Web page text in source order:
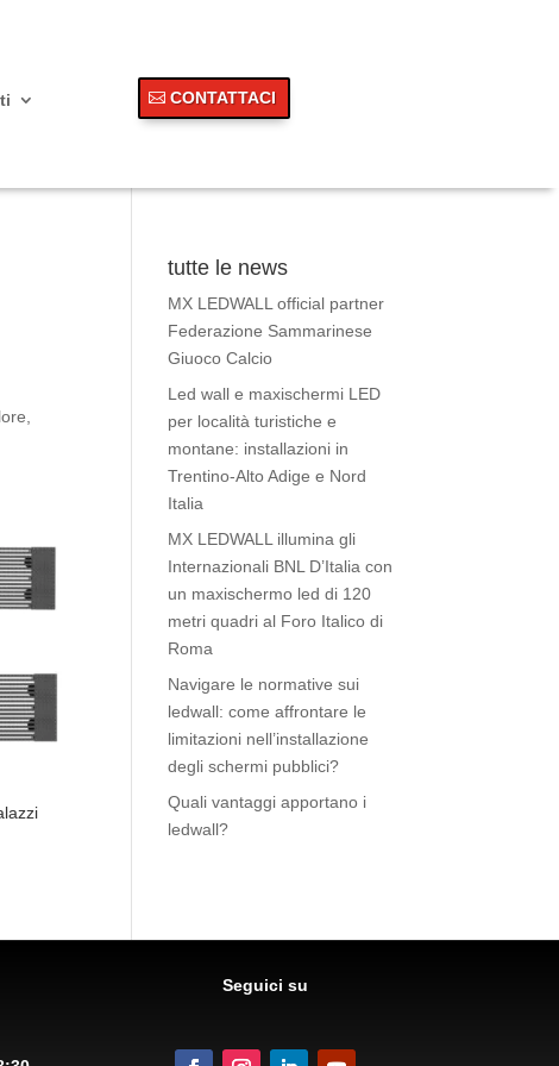
CONTATTACI
tutte le news
MX LEDWALL official partner
Federazione Sammarinese
Giuoco Calcio
Led wall e maxischermi LED
per località turistiche e
montane: installazioni in
Trentino-Alto Adige e Nord
Italia
MX LEDWALL illumina gli
Internazionali BNL D’Italia con
un maxischermo led di 120
metri quadri al Foro Italico di
Roma
Navigare le normative sui
ledwall: come affrontare le
limitazioni nell’installazione
degli schermi pubblici?
Quali vantaggi apportano i
ledwall?
Seguici su